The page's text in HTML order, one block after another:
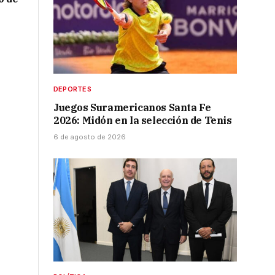
DEPORTES
Juegos Suramericanos Santa Fe
2026: Midón en la selección de Tenis
6 de agosto de 2026